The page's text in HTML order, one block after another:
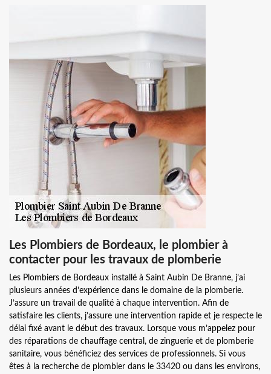
Les Plombiers de Bordeaux, le plombier à
contacter pour les travaux de plomberie
Les Plombiers de Bordeaux installé à Saint Aubin De Branne, j’ai
plusieurs années d’expérience dans le domaine de la plomberie.
J’assure un travail de qualité à chaque intervention. Afin de
satisfaire les clients, j’assure une intervention rapide et je respecte le
délai fixé avant le début des travaux. Lorsque vous m’appelez pour
des réparations de chauffage central, de zinguerie et de plomberie
sanitaire, vous bénéficiez des services de professionnels. Si vous
êtes à la recherche de plombier dans le 33420 ou dans les environs,